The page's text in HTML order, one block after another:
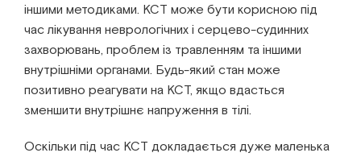
іншими методиками. КСТ може бути корисною під
час лікування неврологічних і серцево-судинних
захворювань, проблем із травленням та іншими
внутрішніми органами. Будь-який стан може
позитивно реагувати на КСТ, якщо вдасться
зменшити внутрішнє напруження в тілі.
Оскільки під час КСТ докладається дуже маленька